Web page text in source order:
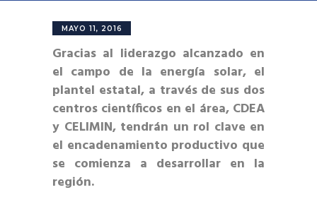
MAYO 11, 2016
Gracias al liderazgo alcanzado en
el campo de la energía solar, el
plantel estatal, a través de sus dos
centros científicos en el área, CDEA
y CELIMIN, tendrán un rol clave en
el encadenamiento productivo que
se comienza a desarrollar en la
región.